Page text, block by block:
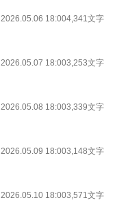
2026.05.06 18:004,341文字
2026.05.07 18:003,253文字
2026.05.08 18:003,339文字
2026.05.09 18:003,148文字
2026.05.10 18:003,571文字